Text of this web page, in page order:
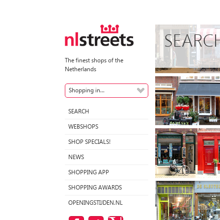
The finest shops of the
Netherlands
Shopping in...
SEARCH
WEBSHOPS
SHOP SPECIALS!
NEWS
SHOPPING APP
SHOPPING AWARDS
OPENINGSTIJDEN.NL